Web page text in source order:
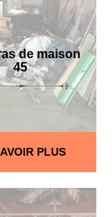
de maison
45
PLUS